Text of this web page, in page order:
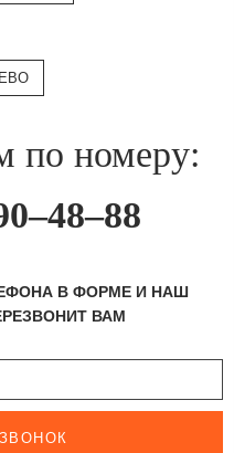
по номеру:
В ФОРМЕ И НАШ
ВАМ